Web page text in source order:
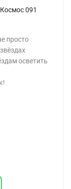
091
просто
осветить